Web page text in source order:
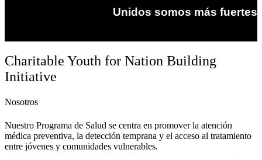
Unidos somos más fuertes
Charitable Youth for Nation Building
Initiative
Nosotros
Nuestro Programa de Salud se centra en promover la atención
médica preventiva, la detección temprana y el acceso al tratamiento
entre jóvenes y comunidades vulnerables.